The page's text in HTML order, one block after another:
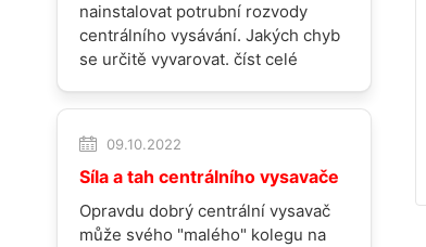
nainstalovat potrubní rozvody
centrálního vysávání. Jakých chyb
se určitě vyvarovat. číst celé
09.10.2022
Síla a tah centrálního vysavače
Opravdu dobrý centrální vysavač
může svého "malého" kolegu na